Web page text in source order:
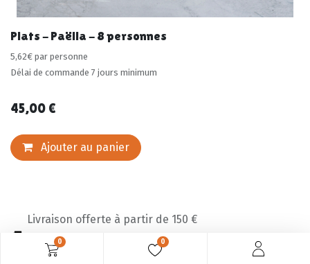
0 0
Plats - Paëlla - 8 personnes
5,62€ par personne
Délai de commande 7 jours minimum
45,00 €
Ajouter au panier
Livraison offerte à partir de 150 €